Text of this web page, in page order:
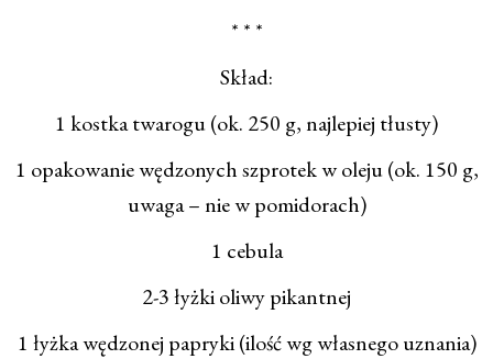
* * *
Skład:
1 kostka twarogu (ok. 250 g, najlepiej tłusty)
1 opakowanie wędzonych szprotek w oleju (ok. 150 g,
uwaga – nie w pomidorach)
1 cebula
2-3 łyżki oliwy pikantnej
1 łyżka wędzonej papryki (ilość wg własnego uznania)